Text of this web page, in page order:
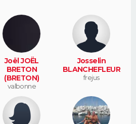
Joël JOËL
BRETON
(BRETON)
valbonne
Josselin
BLANCHEFLEUR
frejus